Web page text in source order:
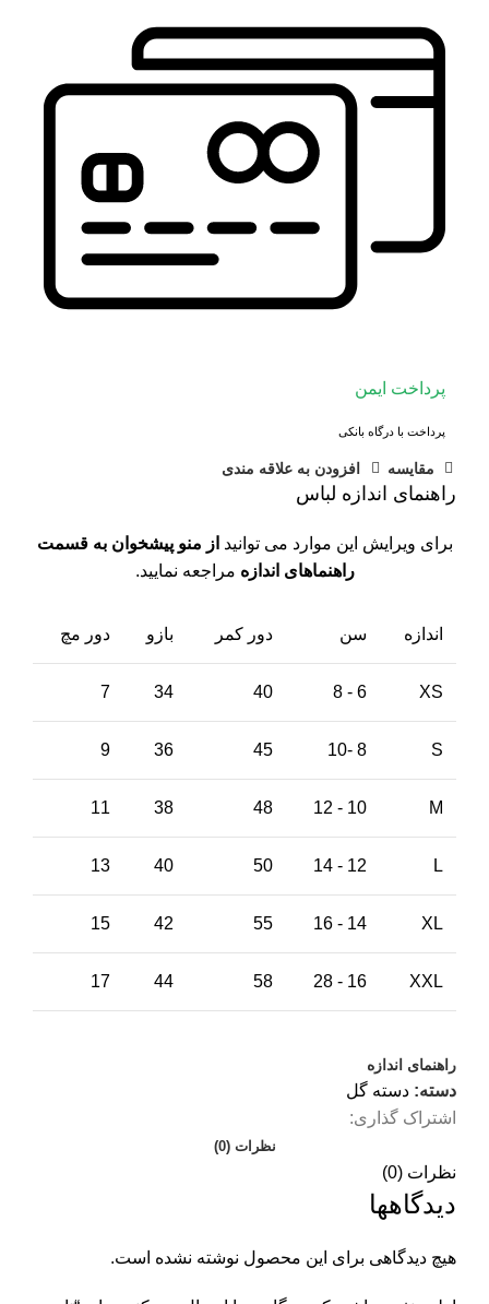
پرداخت ایمن
پرداخت با درگاه بانکی
مقايسه افزودن به علاقه مندی
راهنمای اندازه لباس
برای ویرایش این موارد می توانید از منو پیشخوان به قسمت
راهنماهای اندازه مراجعه نمایید.
اندازه سن دور کمر بازو دور مچ
XS
6 - 8
40
34
7
S
8 -10
45
36
9
M
10 - 12
48
38
11
L
12 - 14
50
40
13
XL
14 - 16
55
42
15
XXL
16 - 28
58
44
17
راهنمای اندازه
دسته: دسته گل
اشتراک گذاری:
نظرات (0)
نظرات (0)
دیدگاهها
هیچ دیدگاهی برای این محصول نوشته نشده است.